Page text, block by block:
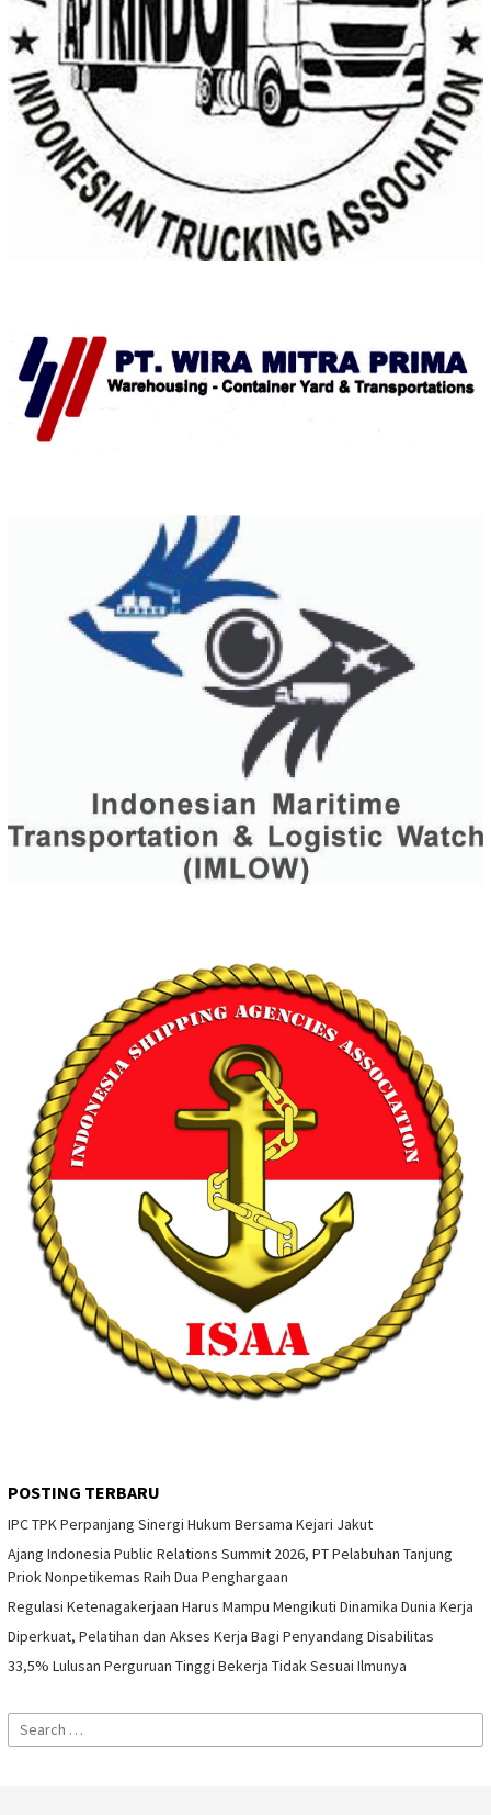
POSTING TERBARU
IPC TPK Perpanjang Sinergi Hukum Bersama Kejari Jakut
Ajang Indonesia Public Relations Summit 2026, PT Pelabuhan Tanjung
Priok Nonpetikemas Raih Dua Penghargaan
Regulasi Ketenagakerjaan Harus Mampu Mengikuti Dinamika Dunia Kerja
Diperkuat, Pelatihan dan Akses Kerja Bagi Penyandang Disabilitas
33,5% Lulusan Perguruan Tinggi Bekerja Tidak Sesuai Ilmunya
Search
for: